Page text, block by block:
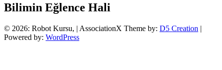
Bilimin Eğlence Hali
© 2026: Robot Kursu, | AssociationX Theme by: D5 Creation |
Powered by: WordPress